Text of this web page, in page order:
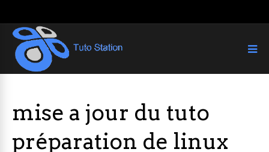
mise a jour du tuto
préparation de linux